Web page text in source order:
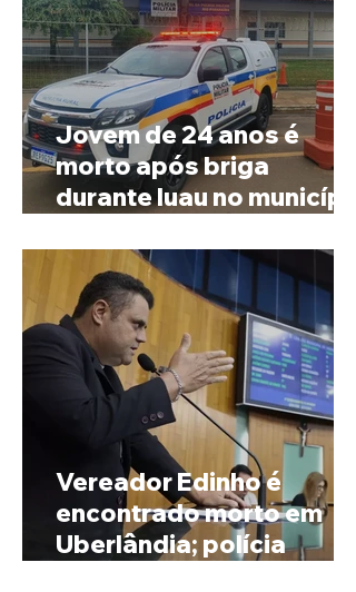
Jovem de 24 anos é
morto após briga
durante luau no município
Vereador Edinho é
encontrado morto em
Uberlândia; polícia